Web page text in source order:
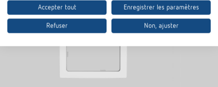
Accepter tout Enregistrer les paramètres
Refuser Non, ajuster